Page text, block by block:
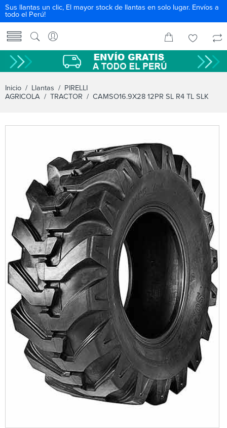
Sus llantas un clic, El mayor stock de llantas en solo lugar. Envíos a
todo el Perú!
Inicio / Llantas / PIRELLI
AGRICOLA / TRACTOR / CAMSO16.9X28 12PR SL R4 TL SLK